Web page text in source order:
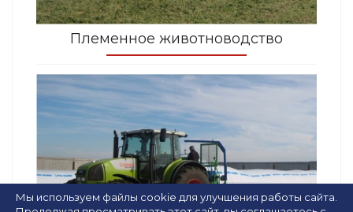
Племенное животноводство
Мы используем файлы cookie для улучшения работы сайта.